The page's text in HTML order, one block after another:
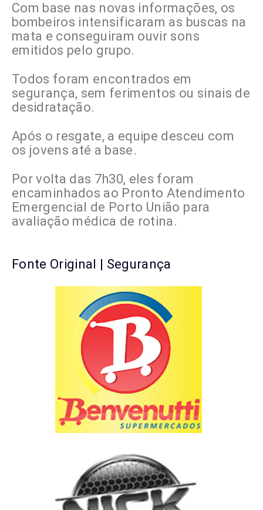
Com base nas novas informações, os
bombeiros intensificaram as buscas na
mata e conseguiram ouvir sons
emitidos pelo grupo.
Todos foram encontrados em
segurança, sem ferimentos ou sinais de
desidratação.
Após o resgate, a equipe desceu com
os jovens até a base.
Por volta das 7h30, eles foram
encaminhados ao Pronto Atendimento
Emergencial de Porto União para
avaliação médica de rotina.
Fonte Original | Segurança